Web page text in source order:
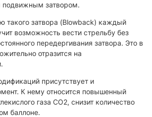
затвором.
такого затвора (Blowback) каждый
возможность вести стрельбу без
передергивания затвора. Это в
отразится на
присутствует и
К нему относится повышенный
газа CO2, снизит количество
баллоне.